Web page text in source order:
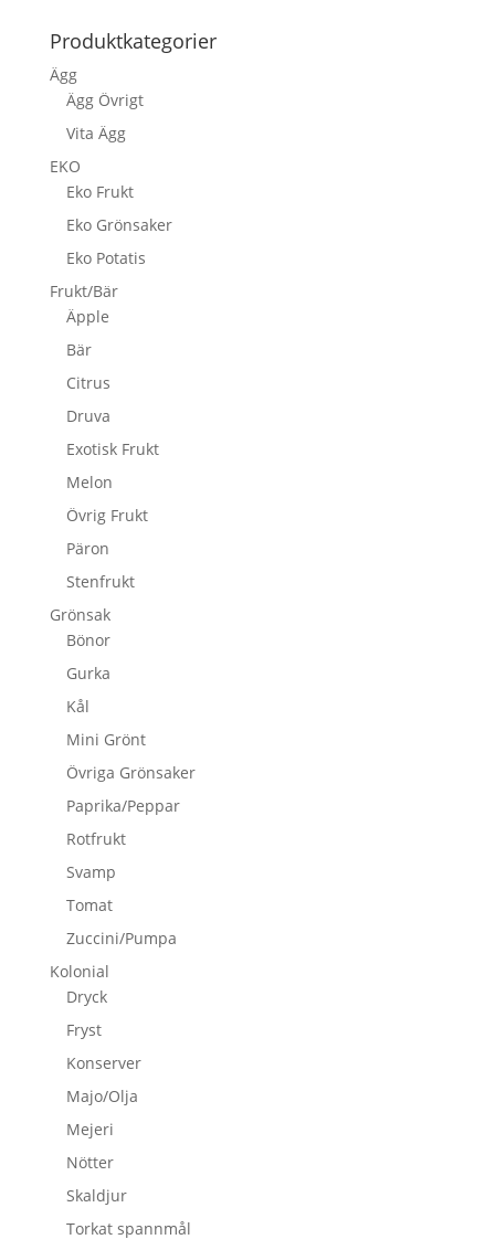
Produktkategorier
Ägg
Ägg Övrigt
Vita Ägg
EKO
Eko Frukt
Eko Grönsaker
Eko Potatis
Frukt/Bär
Äpple
Bär
Citrus
Druva
Exotisk Frukt
Melon
Övrig Frukt
Päron
Stenfrukt
Grönsak
Bönor
Gurka
Kål
Mini Grönt
Övriga Grönsaker
Paprika/Peppar
Rotfrukt
Svamp
Tomat
Zuccini/Pumpa
Kolonial
Dryck
Fryst
Konserver
Majo/Olja
Mejeri
Nötter
Skaldjur
Torkat spannmål